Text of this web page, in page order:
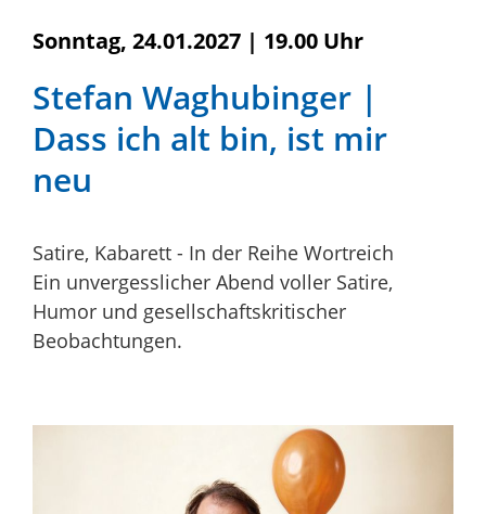
Sonntag, 24.01.2027 | 19.00 Uhr
Stefan Waghubinger |
Dass ich alt bin, ist mir
neu
Satire, Kabarett - In der Reihe Wortreich
Ein unvergesslicher Abend voller Satire,
Humor und gesellschaftskritischer
Beobachtungen.